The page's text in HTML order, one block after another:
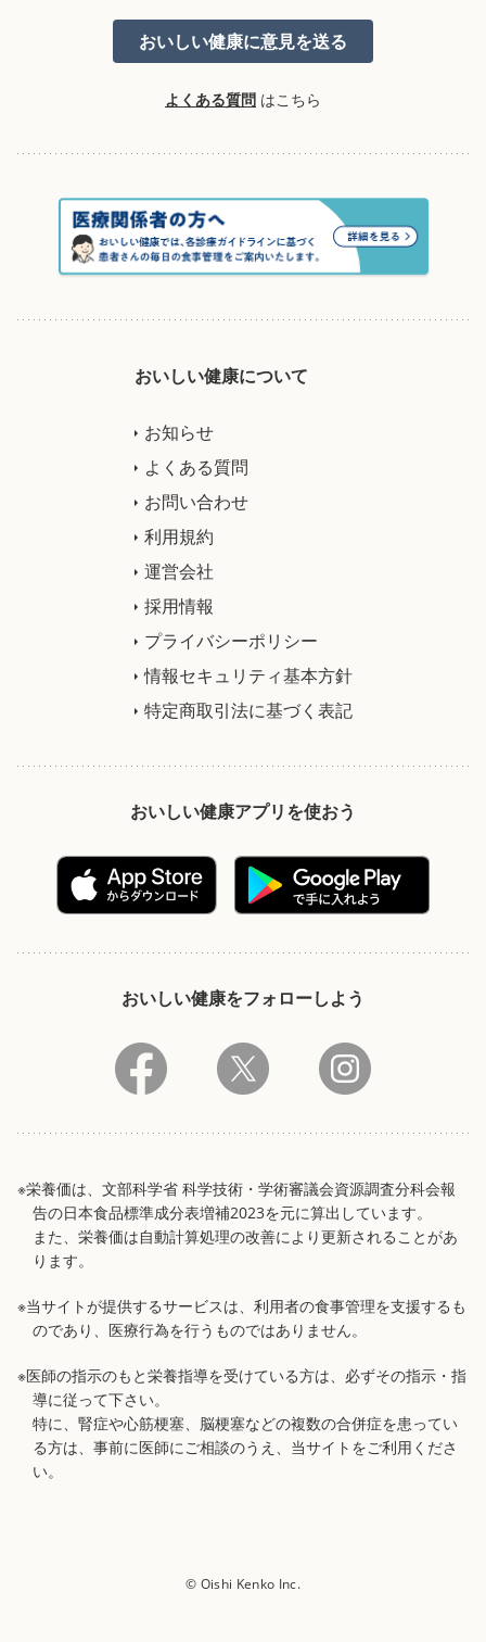
よくある質問 はこちら
おいしい健康について
お知らせ
よくある質問
お問い合わせ
利用規約
運営会社
採用情報
プライバシーポリシー
情報セキュリティ基本方針
特定商取引法に基づく表記
おいしい健康アプリを使おう
おいしい健康をフォローしよう
※栄養価は、文部科学省 科学技術・学術審議会資源調査分科会報
告の日本食品標準成分表増補2023を元に算出しています。
また、栄養価は自動計算処理の改善により更新されることがあ
ります。
※当サイトが提供するサービスは、利用者の食事管理を支援するも
のであり、医療行為を行うものではありません。
※医師の指示のもと栄養指導を受けている方は、必ずその指示・指
導に従って下さい。
特に、腎症や心筋梗塞、脳梗塞などの複数の合併症を患ってい
る方は、事前に医師にご相談のうえ、当サイトをご利用くださ
い。
© Oishi Kenko Inc.